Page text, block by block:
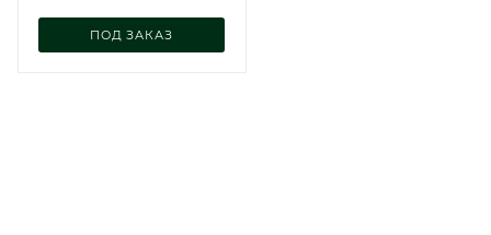
ПОД ЗАКАЗ